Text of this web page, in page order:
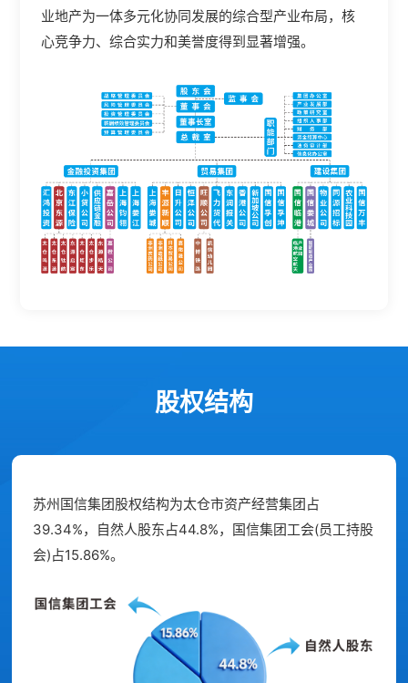
业地产为一体多元化协同发展的综合型产业布局，核
心竞争力、综合实力和美誉度得到显著增强。
股权结构
苏州国信集团股权结构为太仓市资产经营集团占
39.34%，自然人股东占44.8%，国信集团工会(员工持股
会)占15.86%。